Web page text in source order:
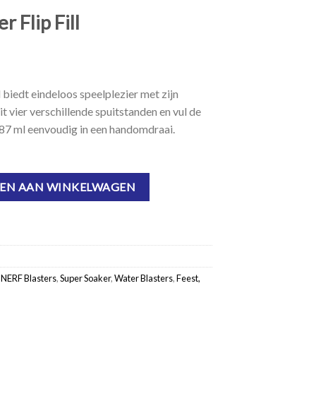
Flip Fill
biedt eindeloos speelplezier met zijn
vier verschillende spuitstanden en vul de
ml eenvoudig in een handomdraai.
AAN WINKELWAGEN
NERF Blasters,Super Soaker,Water Blasters,Feest,